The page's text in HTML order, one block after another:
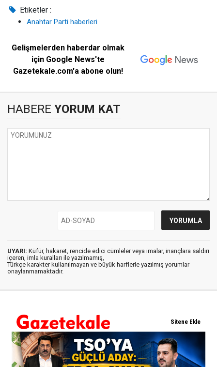
Etiketler :
Anahtar Parti haberleri
Gelişmelerden haberdar olmak
için Google News'te
Gazetekale.com'a abone olun!
HABERE YORUM KAT
UYARI: Küfür, hakaret, rencide edici cümleler veya imalar, inançlara saldırı
içeren, imla kuralları ile yazılmamış,
Türkçe karakter kullanılmayan ve büyük harflerle yazılmış yorumlar
onaylanmamaktadır.